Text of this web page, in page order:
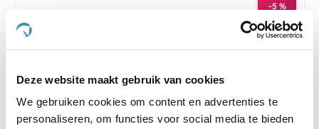
Deze website maakt gebruik van cookies
We gebruiken cookies om content en advertenties te
personaliseren, om functies voor social media te bieden
-5 %